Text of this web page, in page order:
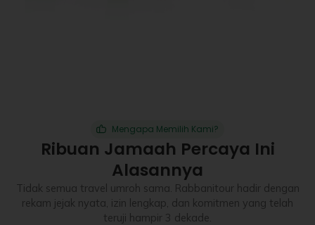
Mengapa Memilih Kami?
Ribuan Jamaah Percaya Ini
Alasannya
Tidak semua travel umroh sama. Rabbanitour hadir dengan
rekam jejak nyata, izin lengkap, dan komitmen yang telah
teruji hampir 3 dekade.